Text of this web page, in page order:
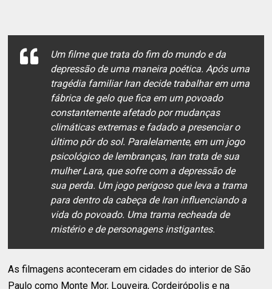
Um filme que trata do fim do mundo e da
depressão de uma maneira poética. Após uma
tragédia familiar Iran decide trabalhar em uma
fábrica de gelo que fica em um povoado
constantemente afetado por mudanças
climáticas extremas e fadado a presenciar o
último pôr do sol. Paralelamente, em um jogo
psicológico de lembranças, Iran trata de sua
mulher Lara, que sofre com a depressão de
sua perda. Um jogo perigoso que leva a trama
para dentro da cabeça de Iran influenciando a
vida do povoado. Uma trama recheada de
mistério e de personagens instigantes.
As filmagens aconteceram em cidades do interior de São
Paulo como Monte Mor, Louveira, Cordeirópolis e na